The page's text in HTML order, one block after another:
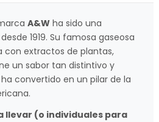
A&W ha sido una
1919. Su famosa gaseosa
con extractos de plantas,
un sabor tan distintivo y
convertido en un pilar de la
llevar (o individuales para